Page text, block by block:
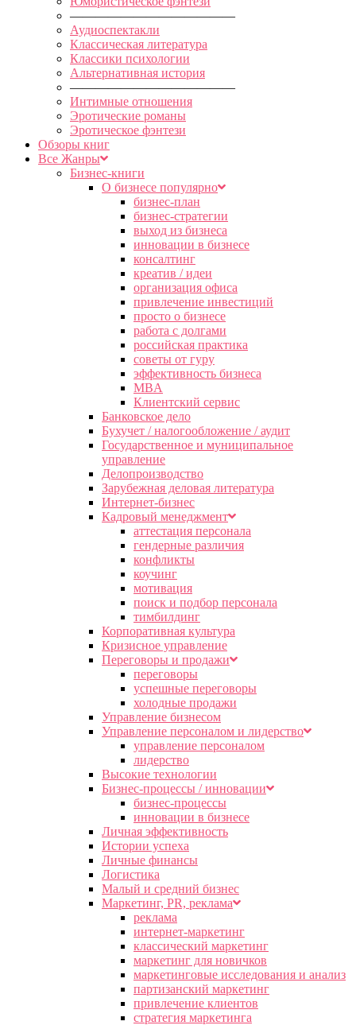
—————————————
Аудиоспектакли
Классическая литература
Классики психологии
Альтернативная история
—————————————
Интимные отношения
Эротические романы
Эротическое фэнтези
Обзоры книг
Все Жанры
Бизнес-книги
О бизнесе популярно
бизнес-план
бизнес-стратегии
выход из бизнеса
инновации в бизнесе
консалтинг
креатив / идеи
организация офиса
привлечение инвестиций
просто о бизнесе
работа с долгами
российская практика
советы от гуру
эффективность бизнеса
MBA
Клиентский сервис
Банковское дело
Бухучет / налогообложение / аудит
Государственное и муниципальное
управление
Делопроизводство
Зарубежная деловая литература
Интернет-бизнес
Кадровый менеджмент
аттестация персонала
гендерные различия
конфликты
коучинг
мотивация
поиск и подбор персонала
тимбилдинг
Корпоративная культура
Кризисное управление
Переговоры и продажи
переговоры
успешные переговоры
холодные продажи
Управление бизнесом
Управление персоналом и лидерство
управление персоналом
лидерство
Высокие технологии
Бизнес-процессы / инновации
бизнес-процессы
инновации в бизнесе
Личная эффективность
Истории успеха
Личные финансы
Логистика
Малый и средний бизнес
Маркетинг, PR, реклама
реклама
интернет-маркетинг
классический маркетинг
маркетинг для новичков
маркетинговые исследования и анализ
партизанский маркетинг
привлечение клиентов
стратегия маркетинга